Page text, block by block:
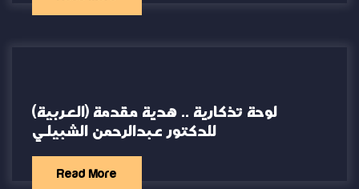
(العربية) لوحة تذكارية .. هدية مقدمة
للدكتور عبدالرحمن الشبيلي
Read More